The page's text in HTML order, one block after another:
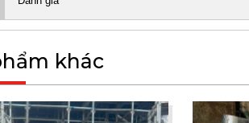
khác